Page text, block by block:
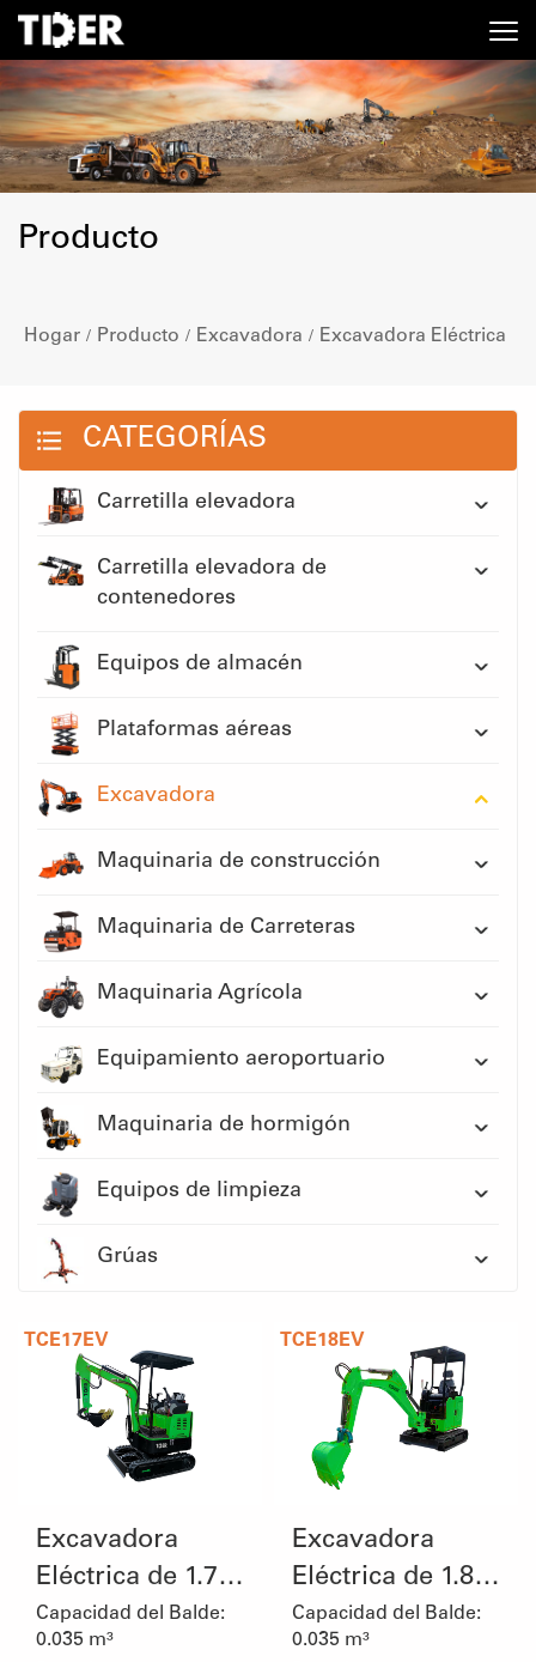
Producto
Hogar / Producto / Excavadora / Excavadora Eléctrica
CATEGORÍAS
Carretilla elevadora
Carretilla elevadora de
contenedores
Equipos de almacén
Plataformas aéreas
Excavadora
Maquinaria de construcción
Maquinaria de Carreteras
Maquinaria Agrícola
Equipamiento aeroportuario
Maquinaria de hormigón
Equipos de limpieza
Grúas
TCE17EV
Excavadora
Eléctrica de 1.7
Toneladas
Capacidad del Balde:
0.035 m³
TCE18EV
Excavadora
Eléctrica de 1.8
Toneladas
Capacidad del Balde:
0.035 m³